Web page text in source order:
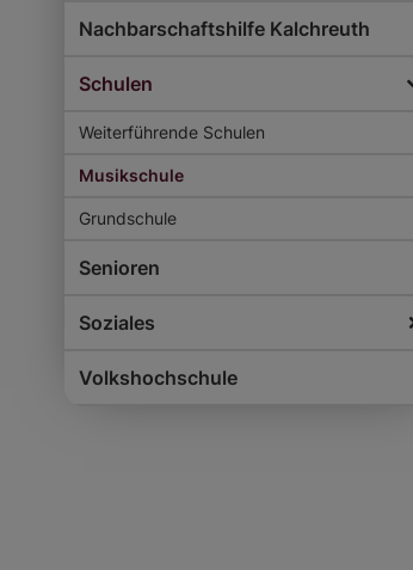
Nachbarschaftshilfe Kalchreuth
Schulen
Weiterführende Schulen
Musikschule
Grundschule
Senioren
Soziales
Volkshochschule